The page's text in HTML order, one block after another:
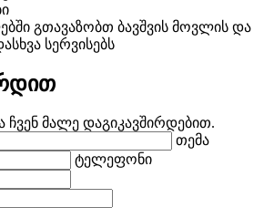
გთავაზობთ ბავშვის მოვლის და
სერვისებს
მალე დაგიკავშირდებით.
თემა
ტელეფონი